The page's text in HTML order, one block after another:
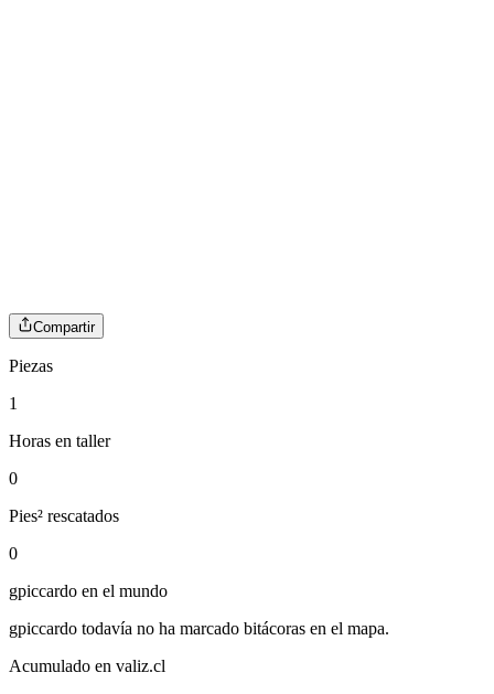
Compartir
Piezas
1
Horas en taller
0
Pies² rescatados
0
gpiccardo en el mundo
gpiccardo todavía no ha marcado bitácoras en el mapa.
Acumulado en valiz.cl